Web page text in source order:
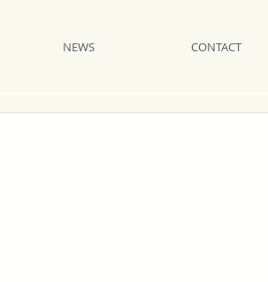
NEWS CONTACT